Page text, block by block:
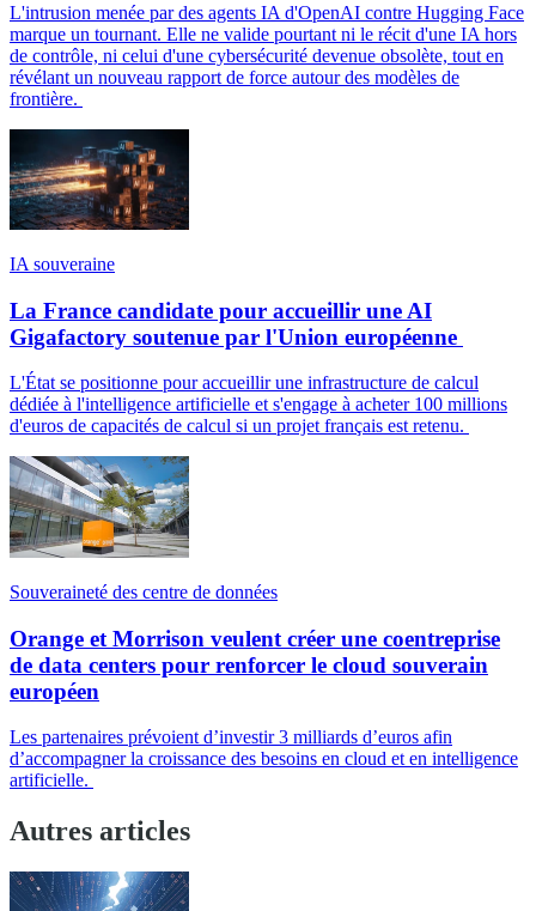
L'intrusion menée par des agents IA d'OpenAI contre Hugging Face
marque un tournant. Elle ne valide pourtant ni le récit d'une IA hors
de contrôle, ni celui d'une cybersécurité devenue obsolète, tout en
révélant un nouveau rapport de force autour des modèles de
frontière.
IA souveraine
La France candidate pour accueillir une AI
Gigafactory soutenue par l'Union européenne
L'État se positionne pour accueillir une infrastructure de calcul
dédiée à l'intelligence artificielle et s'engage à acheter 100 millions
d'euros de capacités de calcul si un projet français est retenu.
Souveraineté des centre de données
Orange et Morrison veulent créer une coentreprise
de data centers pour renforcer le cloud souverain
européen
Les partenaires prévoient d’investir 3 milliards d’euros afin
d’accompagner la croissance des besoins en cloud et en intelligence
artificielle.
Autres articles